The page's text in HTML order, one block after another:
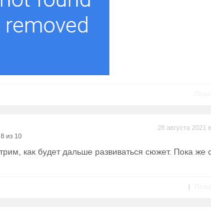
из 10
28 августа 2021
как будет дальше развиваться сюжет. Пока же
|